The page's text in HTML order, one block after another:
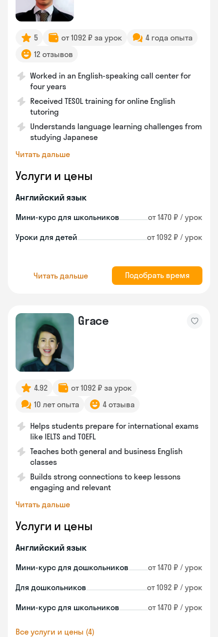
5 от 1092 ₽ за урок
4 года опыта
12 отзывов
Worked in an English-speaking call center for
four years
Received TESOL training for online English
tutoring
Understands language learning challenges from
studying Japanese
Читать дальше
Услуги и цены
Английский язык
Мини-курс для школьников от 1470 ₽ / урок
Уроки для детей от 1092 ₽ / урок
Читать дальше Подобрать время
Grace
4.92
от 1092 ₽ за урок
10 лет опыта
4 отзыва
Helps students prepare for international exams
like IELTS and TOEFL
Teaches both general and business English
classes
Builds strong connections to keep lessons
engaging and relevant
Читать дальше
Услуги и цены
Английский язык
Мини-курс для дошкольников от 1470 ₽ / урок
Для дошкольников от 1092 ₽ / урок
Мини-курс для школьников от 1470 ₽ / урок
Все услуги и цены (4)